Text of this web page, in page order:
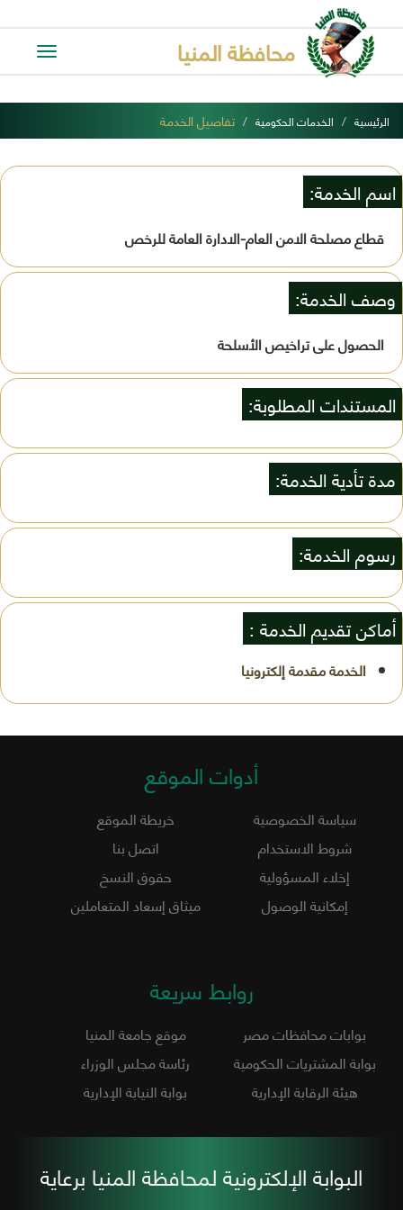
Toggle
محافظة المنيا
الرئيسية الخدمات الحكومية تفاصيل الخدمة
اسم الخدمة:
قطاع مصلحة الامن العام-الادارة العامة للرخص
وصف الخدمة:
الحصول على تراخيص الأسلحة
المستندات المطلوبة:
مدة تأدية الخدمة:
رسوم الخدمة:
أماكن تقديم الخدمة :
أدوات الموقع
سياسة الخصوصية
خريطة الموقع
شروط الاستخدام
اتصل بنا
إخلاء المسؤولية
حقوق النسخ
إمكانية الوصول
ميثاق إسعاد المتعاملين
روابط سريعة
بوابات محافظات مصر
موقع جامعة المنيا
بوابة المشتريات الحكومية
رئاسة مجلس الوزراء
هيئة الرقابة الإدارية
بوابة النيابة الإدارية
البوابة الإلكترونية لمحافظة المنيا برعاية